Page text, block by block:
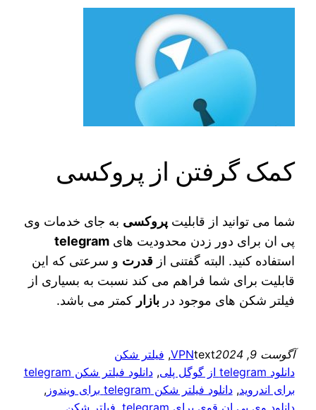
کمک گرفتن از پروکسی
شما می‌ توانید از قابلیتپروکسی به جای خدمات وی
پی ان برای دور زدن محدودیت‌ هایtelegram
استفاده کنید. البته گفتنی از قدرت و سرعتی که این
قابلیت برای شما فراهم می‌ کند نسبت به بسیاری از
فیلتر شکن‌ های موجود دربازار کمتر می‌ باشد.
آگوست 9, 2024 text
VPN
, فیلتر شکن
دانلود telegram از گوگل پلی
,
دانلود فیلتر شکن telegram
برای اندروید, دانلود فیلتر شکن telegram برای ویندوز
,